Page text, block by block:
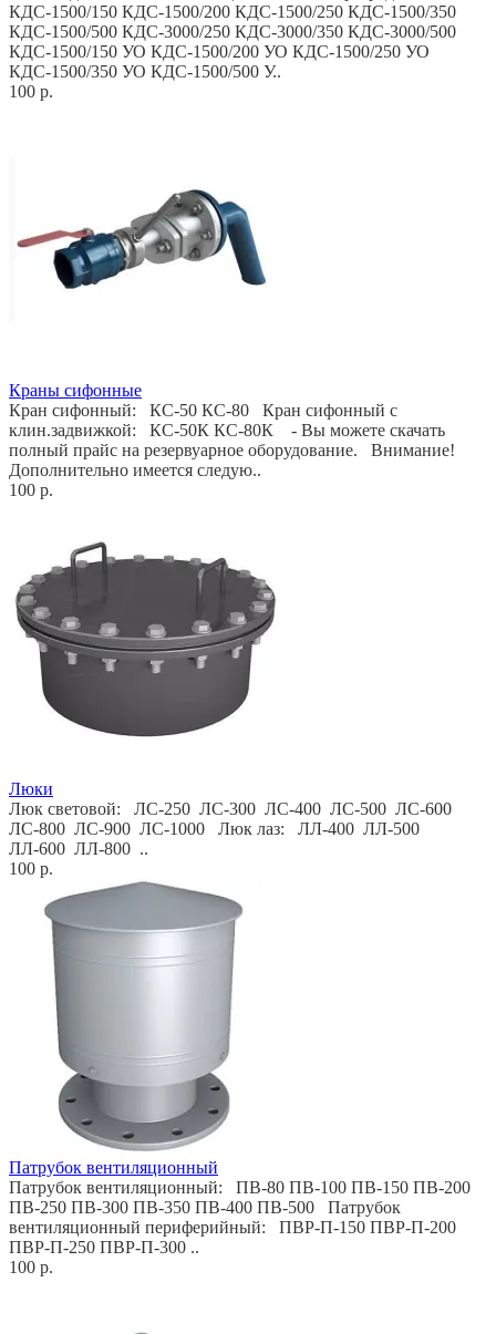
КДС-1500/150 КДС-1500/200 КДС-1500/250 КДС-1500/350
КДС-1500/500 КДС-3000/250 КДС-3000/350 КДС-3000/500
КДС-1500/150 УО КДС-1500/200 УО КДС-1500/250 УО
КДС-1500/350 УО КДС-1500/500 У..
100 р.
Краны сифонные
Кран сифонный: КС-50 КС-80 Кран сифонный с
клин.задвижкой: КС-50К КС-80К - Вы можете скачать
полный прайс на резервуарное оборудование. Внимание!
Дополнительно имеется следую..
100 р.
Люки
Люк световой: ЛС-250 ЛС-300 ЛС-400 ЛС-500 ЛС-600
ЛС-800 ЛС-900 ЛС-1000 Люк лаз: ЛЛ-400 ЛЛ-500
ЛЛ-600 ЛЛ-800 ..
100 р.
Патрубок вентиляционный
Патрубок вентиляционный: ПВ-80 ПВ-100 ПВ-150 ПВ-200
ПВ-250 ПВ-300 ПВ-350 ПВ-400 ПВ-500 Патрубок
вентиляционный периферийный: ПВР-П-150 ПВР-П-200
ПВР-П-250 ПВР-П-300 ..
100 р.